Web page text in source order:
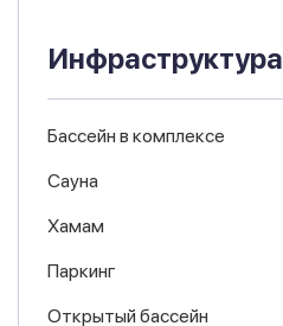
Инфраструктура
Бассейн в комплексе
Сауна
Хамам
Паркинг
Открытый бассейн